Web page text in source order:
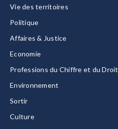
Vie des territoires
Politique
Affaires & Justice
Economie
Professions du Chiffre et du Droit
Environnement
Sortir
Culture